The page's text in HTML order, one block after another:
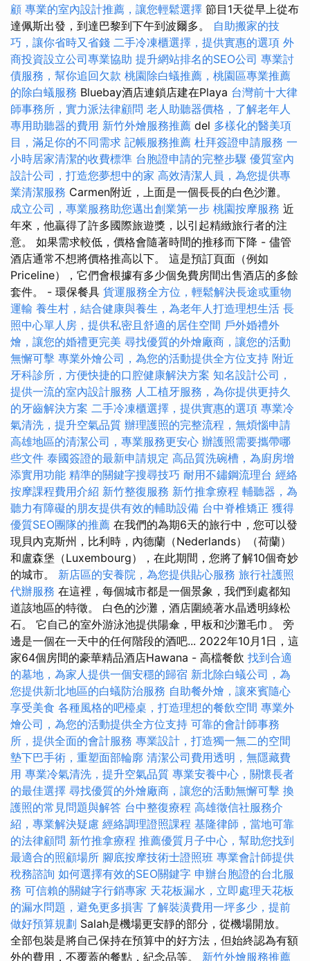
顧 專業的室內設計推薦，讓您輕鬆選擇 節目1天從早上從布
達佩斯出發，到達巴黎到下午到波爾多。 自助搬家的技
巧，讓你省時又省錢 二手冷凍櫃選擇，提供實惠的選項 外
商投資設立公司專業協助 提升網站排名的SEO公司 專業討
債服務，幫你追回欠款 桃園除白蟻推薦，桃園區專業推薦
的除白蟻服務 Bluebay酒店連鎖店建在Playa 台灣前十大律
師事務所，實力派法律顧問 老人助聽器價格，了解老年人
專用助聽器的費用 新竹外燴服務推薦 del 多樣化的醫美項
目，滿足你的不同需求 記帳服務推薦 杜拜簽證申請服務 一
小時居家清潔的收費標準 台胞證申請的完整步驟 優質室內
設計公司，打造您夢想中的家 高效清潔人員，為您提供專
業清潔服務 Carmen附近，上面是一個長長的白色沙灘。
成立公司，專業服務助您邁出創業第一步 桃園按摩服務 近
年來，他贏得了許多國際旅遊獎，以引起精緻旅行者的注
意。 如果需求較低，價格會隨著時間的推移而下降 - 儘管
酒店通常不想將價格推高以下。 這是預訂頁面（例如
Priceline），它們會根據有多少個免費房間出售酒店的多餘
套件。 - 環保餐具 貨運服務全方位，輕鬆解決長途或重物
運輸 養生村，結合健康與養生，為老年人打造理想生活 長
照中心單人房，提供私密且舒適的居住空間 戶外婚禮外
燴，讓您的婚禮更完美 尋找優質的外燴廠商，讓您的活動
無懈可擊 專業外燴公司，為您的活動提供全方位支持 附近
牙科診所，方便快捷的口腔健康解決方案 知名設計公司，
提供一流的室內設計服務 人工植牙服務，為你提供更持久
的牙齒解決方案 二手冷凍櫃選擇，提供實惠的選項 專業冷
氣清洗，提升空氣品質 辦理護照的完整流程，無煩惱申請
高雄地區的清潔公司，專業服務更安心 辦護照需要攜帶哪
些文件 泰國簽證的最新申請規定 高品質洗碗槽，為廚房增
添實用功能 精準的關鍵字搜尋技巧 耐用不鏽鋼流理台 經絡
按摩課程費用介紹 新竹整復服務 新竹推拿療程 輔聽器，為
聽力有障礙的朋友提供有效的輔助設備 台中脊椎矯正 獲得
優質SEO團隊的推薦 在我們的為期6天的旅行中，您可以發
現貝內克斯州，比利時，內德蘭（Nederlands）（荷蘭）
和盧森堡（Luxembourg），在此期間，您將了解10個奇妙
的城市。 新店區的安養院，為您提供貼心服務 旅行社護照
代辦服務 在這裡，每個城市都是一個景象，我們到處都知
道該地區的特徵。 白色的沙灘，酒店圍繞著水晶透明綠松
石。 它自己的室外游泳池提供陽傘，甲板和沙灘毛巾。 旁
邊是一個在一天中的任何階段的酒吧... 2022年10月1日，這
家64個房間的豪華精品酒店Hawana - 高檔餐飲 找到合適
的墓地，為家人提供一個安穩的歸宿 新北除白蟻公司，為
您提供新北地區的白蟻防治服務 自助餐外燴，讓來賓隨心
享受美食 各種風格的吧檯桌，打造理想的餐飲空間 專業外
燴公司，為您的活動提供全方位支持 可靠的會計師事務
所，提供全面的會計服務 專業設計，打造獨一無二的空間
墊下巴手術，重塑面部輪廓 清潔公司費用透明，無隱藏費
用 專業冷氣清洗，提升空氣品質 專業安養中心，關懷長者
的最佳選擇 尋找優質的外燴廠商，讓您的活動無懈可擊 換
護照的常見問題與解答 台中整復療程 高雄徵信社服務介
紹，專業解決疑慮 經絡調理證照課程 基隆律師，當地可靠
的法律顧問 新竹推拿療程 推薦優質月子中心，幫助您找到
最適合的照顧場所 腳底按摩技術士證照班 專業會計師提供
稅務諮詢 如何選擇有效的SEO關鍵字 申辦台胞證的台北服
務 可信賴的關鍵字行銷專家 天花板漏水，立即處理天花板
的漏水問題，避免更多損害 了解裝潢費用一坪多少，提前
做好預算規劃 Salah是機場更安靜的部分，從機場開放。
全部包裝是將自己保持在預算中的好方法，但始終認為有額
外的費用，不覆蓋的餐點，紀念品等。 新竹外燴服務推薦